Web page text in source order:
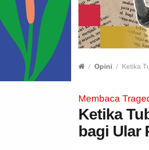
Opini Ketika
Membaca
Ketika
bagi Ular